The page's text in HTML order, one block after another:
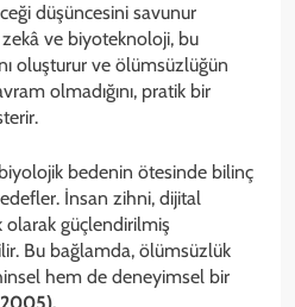
düşüncesini savunur
ve biyoteknoloji, bu
oluşturur ve ölümsüzlüğün
olmadığını, pratik bir
bedenin ötesinde bilinç
İnsan zihni, dijital
güçlendirilmiş
Bu bağlamda, ölümsüzlük
hem de deneyimsel bir